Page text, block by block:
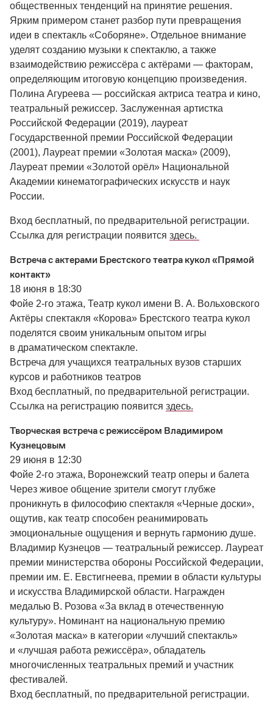
общественных тенденций на принятие решения.
Ярким примером станет разбор пути превращения
идеи в спектакль «Соборяне». Отдельное внимание
уделят созданию музыки к спектаклю, а также
взаимодействию режиссёра с актёрами — факторам,
определяющим итоговую концепцию произведения.
Полина Агуреева — российская актриса театра и кино,
театральный режиссер. Заслуженная артистка
Российской Федерации (2019), лауреат
Государственной премии Российской Федерации
(2001), Лауреат премии «Золотая маска» (2009),
Лауреат премии «Золотой орёл» Национальной
Академии кинематографических искусств и наук
России.
Вход бесплатный, по предварительной регистрации.
Ссылка для регистрации появится здесь.
Встреча с актерами Брестского театра кукол «Прямой
контакт»
18 июня в 18:30
Фойе 2-го этажа, Театр кукол имени В. А. Вольховского
Актёры спектакля «Корова» Брестского театра кукол
поделятся своим уникальным опытом игры
в драматическом спектакле.
Встреча для учащихся театральных вузов старших
курсов и работников театров
Вход бесплатный, по предварительной регистрации.
Ссылка на регистрацию появится здесь.
Творческая встреча с режиссёром Владимиром
Кузнецовым
29 июня в 12:30
Фойе 2-го этажа, Воронежский театр оперы и балета
Через живое общение зрители смогут глубже
проникнуть в философию спектакля «Черные доски»,
ощутив, как театр способен реанимировать
эмоциональные ощущения и вернуть гармонию душе.
Владимир Кузнецов — театральный режиссер. Лауреат
премии министерства обороны Российской Федерации,
премии им. Е. Евстигнеева, премии в области культуры
и искусства Владимирской области. Награжден
медалью В. Розова «За вклад в отечественную
культуру». Номинант на национальную премию
«Золотая маска» в категории «лучший спектакль»
и «лучшая работа режиссёра», обладатель
многочисленных театральных премий и участник
фестивалей.
Вход бесплатный, по предварительной регистрации.